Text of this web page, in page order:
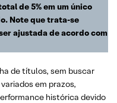
de 5% em um único
Note que trata-se
ajustada de acordo com
de títulos, sem buscar
em prazos,
histórica devido